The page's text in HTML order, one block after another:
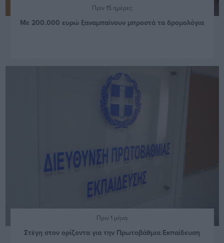
Πριν 15 ημέρες
Με 200.000 ευρώ ξαναμπαίνουν μπροστά τα δρομολόγια
Πριν 1 μήνα
Στέγη στον ορίζοντα για την Πρωτοβάθμια Εκπαίδευση